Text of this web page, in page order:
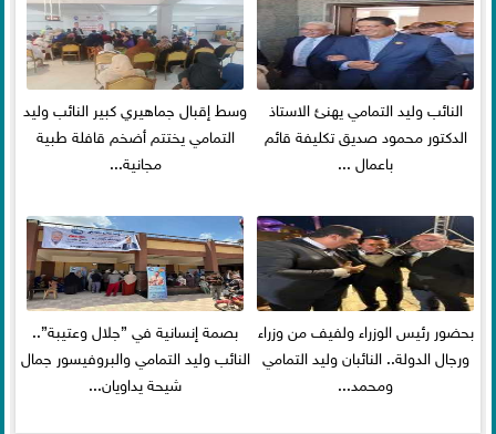
النائب وليد التمامي يهنئ الاستاذ
الدكتور محمود صديق تكليفة قائم
باعمال ...
وسط إقبال جماهيري كبير النائب وليد
التمامي يختتم أضخم قافلة طبية
مجانية...
بحضور رئيس الوزراء ولفيف من وزراء
ورجال الدولة.. النائبان وليد التمامي
ومحمد...
بصمة إنسانية في ”جلال وعتيبة”..
النائب وليد التمامي والبروفيسور جمال
شيحة يداويان...